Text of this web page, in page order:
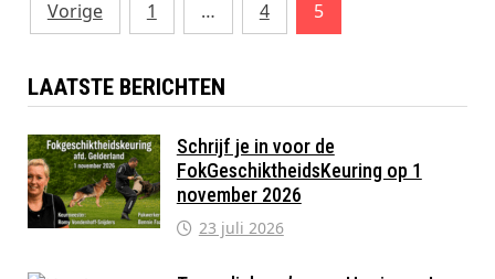
paginering
Vorige 1 … 4 5
LAATSTE BERICHTEN
Schrijf je in voor de
FokGeschiktheidsKeuring op 1
november 2026
23 juli 2026